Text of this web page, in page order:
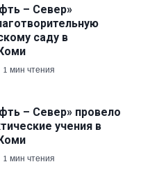
– Север»
саду в
1 мин чтения
– Север» провело
учения в
1 мин чтения